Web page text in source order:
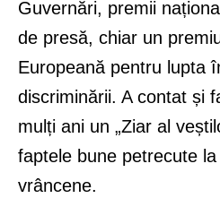
Guvernări, premii
de presă, chiar un
Europeană pentru lupta
discriminării. A contat și
mulți ani un „Ziar al
faptele bune petrecute
vrâncene.